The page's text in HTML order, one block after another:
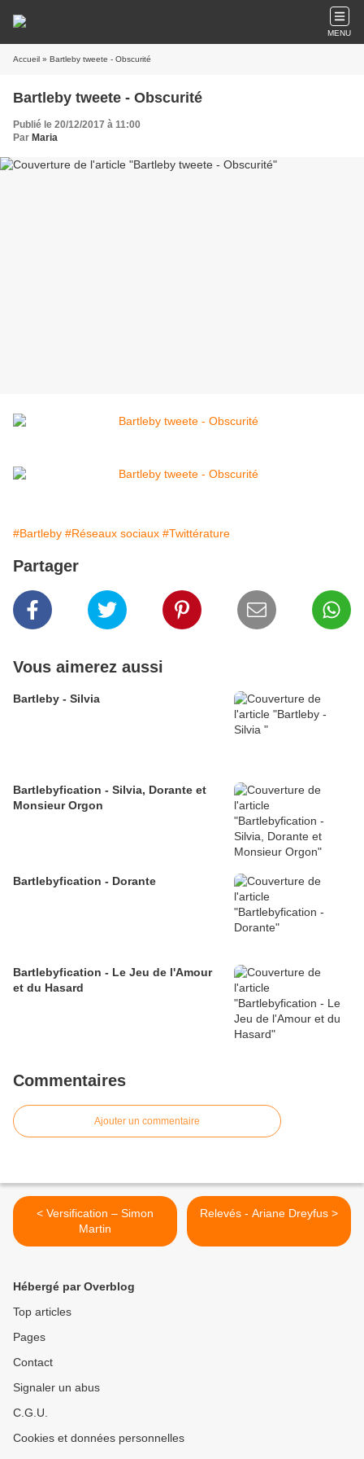
MENU
Accueil » Bartleby tweete - Obscurité
Bartleby tweete - Obscurité
Publié le 20/12/2017 à 11:00
Par Maria
#Bartleby #Réseaux sociaux #Twittérature
Partager
Vous aimerez aussi
Bartleby - Silvia
Bartlebyfication - Silvia, Dorante et
Monsieur Orgon
Bartlebyfication - Dorante
Bartlebyfication - Le Jeu de l'Amour
et du Hasard
Commentaires
Ajouter un commentaire
< Versification – Simon
Martin
Relevés - Ariane Dreyfus >
Hébergé par Overblog
Top articles
Pages
Contact
Signaler un abus
C.G.U.
Cookies et données personnelles